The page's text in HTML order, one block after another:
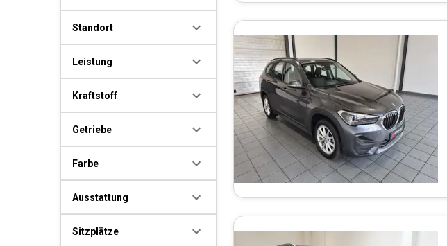
Standort
Leistung
Kraftstoff
Getriebe
Farbe
Ausstattung
Sitzplätze